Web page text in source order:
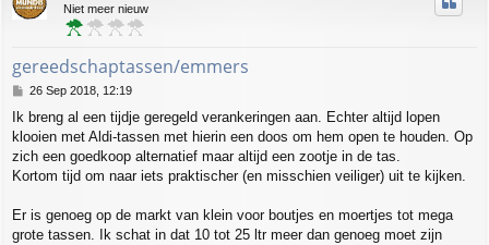
Niet meer nieuw
gereedschaptassen/emmers
P
s
t
26 Sep 2018, 12:19
Ik breng al een tijdje geregeld verankeringen aan. Echter altijd lopen
klooien met Aldi-tassen met hierin een doos om hem open te houden. Op
zich een goedkoop alternatief maar altijd een zootje in de tas.
Kortom tijd om naar iets praktischer (en misschien veiliger) uit te kijken.
Er is genoeg op de markt van klein voor boutjes en moertjes tot mega
grote tassen. Ik schat in dat 10 tot 25 ltr meer dan genoeg moet zijn